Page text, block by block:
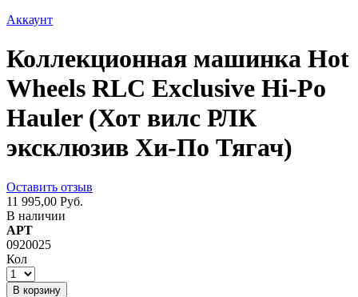
Аккаунт
Коллекционная машинка Hot
Wheels RLC Exclusive Hi-Po
Hauler (Хот вилс РЛК
эксклюзив Хи-По Тягач)
Оставить отзыв
11 995,00 Руб.
В наличии
АРТ
0920025
Кол
В корзину